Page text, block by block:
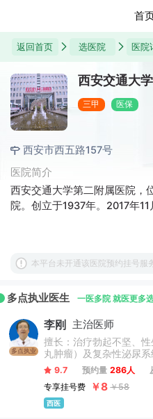
首
返回首页 选医院 医院
西安交通大
三甲 医保
西安市西五路157号
医院简介
西安交通大学第二附属医院，
院。创立于1937年。2017年
本平台未开通该医院预约挂号服
多点执业医生 一医多院 就医更多
多点执业
李刚 主治医师
擅长：治疗勃起不坚、
丸肿瘤）及复杂性泌尿系
9.7 预约量 286人
专享挂号费
￥8 ￥58
西医